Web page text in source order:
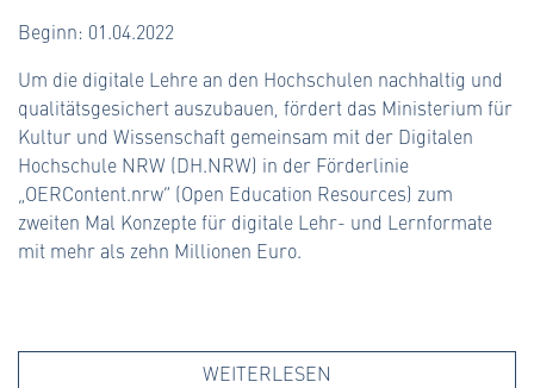
Beginn: 01.04.2022
Um die digitale Lehre an den Hochschulen nachhaltig und
qualitätsgesichert auszubauen, fördert das Ministerium für
Kultur und Wissenschaft gemeinsam mit der Digitalen
Hochschule NRW (DH.NRW) in der Förderlinie
„OERContent.nrw“ (Open Education Resources) zum
zweiten Mal Konzepte für digitale Lehr- und Lernformate
mit mehr als zehn Millionen Euro.
WEITERLESEN